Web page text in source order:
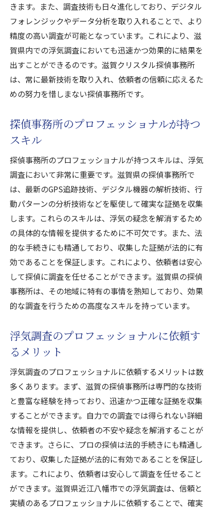
きます。また、調査技術も日々進化しており、デジタル
フォレンジックやデータ分析を取り入れることで、より
精度の高い調査が可能となっています。これにより、滋
賀県内での浮気調査においても迅速かつ効果的に結果を
出すことができるのです。滋賀クリスタル探偵事務所
は、常に最新技術を取り入れ、依頼者の信頼に応えるた
めの努力を惜しまない探偵事務所です。
探偵事務所のプロフェッショナルが持つ
スキル
探偵事務所のプロフェッショナルが持つスキルは、浮気
調査において非常に重要です。滋賀県の探偵事務所で
は、最新のGPS追跡技術、デジタル機器の解析技術、行
動パターンの分析技術などを駆使して確実な証拠を収集
します。これらのスキルは、浮気の疑念を解消するため
の具体的な情報を提供するために不可欠です。また、法
的な手続きにも精通しており、収集した証拠が法的に有
効であることを保証します。これにより、依頼者は安心
して探偵に調査を任せることができます。滋賀県の探偵
事務所は、その地域に特有の事情を熟知しており、効果
的な調査を行うための高度なスキルを持っています。
浮気調査のプロフェッショナルに依頼す
るメリット
浮気調査のプロフェッショナルに依頼するメリットは数
多くあります。まず、滋賀の探偵事務所は専門的な技術
と豊富な経験を持っており、迅速かつ正確な証拠を収集
することができます。自力での調査では得られない詳細
な情報を提供し、依頼者の不安や疑念を解消することが
できます。さらに、プロの探偵は法的手続きにも精通し
ており、収集した証拠が法的に有効であることを保証し
ます。これにより、依頼者は安心して調査を任せること
ができます。滋賀県近江八幡市での浮気調査は、信頼と
実績のあるプロフェッショナルに依頼することで、確実